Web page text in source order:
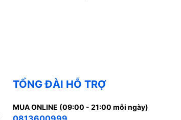
TỔNG ĐÀI HỖ TRỢ
MUA ONLINE (09:00 - 21:00 mỗi ngày)